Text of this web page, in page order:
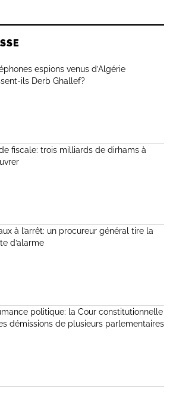
espions venus d’Algérie
ils Derb Ghallef?
fiscale: trois milliards de dirhams à
à l’arrêt: un procureur général tire la
d’alarme
politique: la Cour constitutionnelle
démissions de plusieurs parlementaires